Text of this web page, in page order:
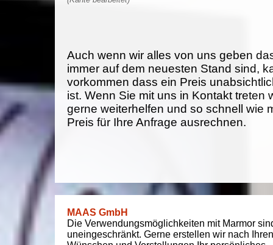
Auch wenn wir alles von uns geben
immer auf dem neuesten Stand sind,
vorkommen dass ein Preis
ist. Wenn Sie mit uns in Kontakt treten
gerne weiterhelfen und so schnell wie
Preis für Ihre Anfrage ausrechnen.
MAAS GmbH
Die Verwendungsmöglichkeiten mit Marmor
uneingeschränkt. Gerne erstellen wir nach Ihren